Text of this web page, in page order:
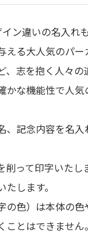
カー IM コア
2127897
2127895
黒
化粧箱（幅177×奥
30mm）
不可
校了後3営業日後出荷
ン違いの名入れ
える大人気のパ
志を抱く人々
かな機能性で人
、記念内容を名
って印字いたし
します。
色）は本体の色
とはできません。